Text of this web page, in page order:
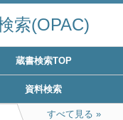
索(OPAC)
蔵書検索TOP
資料検索
すべて見る